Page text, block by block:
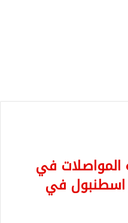
المواصلات في
اسطنبول في